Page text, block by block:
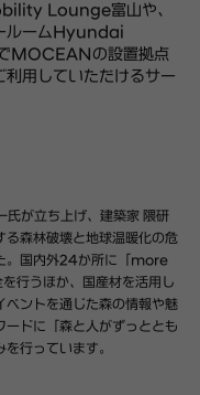
Lounge富山や、
ルームHyundai
MOCEANの設置拠点
用していただけるサー
が立ち上げ、建築家 隈研
る森林破壊と地球温暖化の危
。国内外24か所に「more
行うほか、国産材を活用し
ベントを通じた森の情報や魅
ードに「森と人がずっととも
行っています。